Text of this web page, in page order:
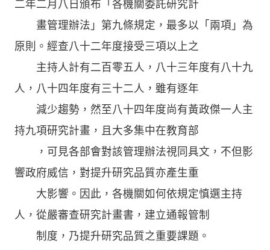
二年二月八日頒布「各機關委託研究計
畫管理辦法」第九條規定，最多以「兩項」為
原則。經查八十二年度接受三項以上之
主持人計有二百零五人，八十三年度有八十九
人，八十四年度有三十二人，雖有逐年
減少趨勢，然至八十四年度尚有黃政傑一人主
持九項研究計畫，且大多集中在教育部
，可見各部會對該管理辦法視同具文，不但影
響政府威信，對提升研究品質亦產生重
大影響。因此，各機關如何依規定慎選主持
人，從嚴審查研究計畫書，建立通報管制
制度，乃提升研究品質之重要課題。